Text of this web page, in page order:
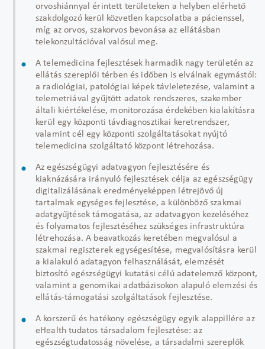
orvoshiánnyal érintett területeken a helyben elérhető
szakdolgozó kerül közvetlen kapcsolatba a pácienssel,
míg az orvos, szakorvos bevonása az ellátásban
telekonzultációval valósul meg.
A telemedicina fejlesztések harmadik nagy területén az
ellátás szereplői térben és időben is elválnak egymástól:
a radiológiai, patológiai képek távleletezése, valamint a
telemetriával gyűjtött adatok rendszeres, szakember
általi kiértékelése, monitorozása érdekében kialakításra
kerül egy központi távdiagnosztikai keretrendszer,
valamint cél egy központi szolgáltatásokat nyújtó
telemedicina szolgáltató központ létrehozása.
Az egészségügyi adatvagyon fejlesztésére és
kiaknázására irányuló fejlesztések célja az egészségügy
digitalizálásának eredményeképpen létrejövő új
tartalmak egységes fejlesztése, a különböző szakmai
adatgyűjtések támogatása, az adatvagyon kezeléséhez
és folyamatos fejlesztéséhez szükséges infrastruktúra
létrehozása. A beavatkozás keretében megvalósul a
szakmai regiszterek egységesítése, megvalósításra kerül
a kialakuló adatagyon felhasználását, elemzését
biztosító egészségügyi kutatási célú adatelemző központ,
valamint a genomikai adatbázisokon alapuló elemzési és
ellátás-támogatási szolgáltatások fejlesztése.
A korszerű és hatékony egészségügy egyik alappillére az
eHealth tudatos társadalom fejlesztése: az
egészségtudatosság növelése, a társadalmi szereplők